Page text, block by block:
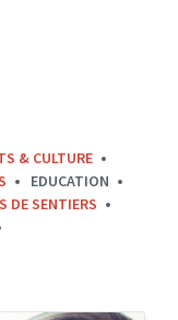
& CULTURE
EDUCATION
DE SENTIERS